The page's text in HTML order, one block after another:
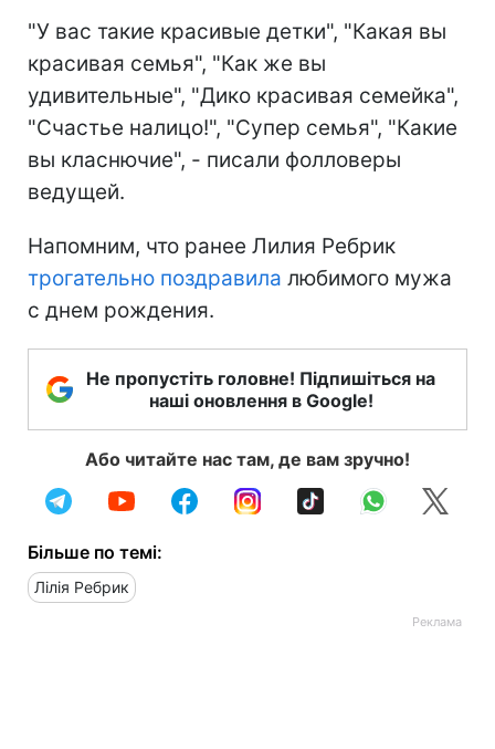
"У вас такие красивые детки", "Какая вы
красивая семья", "Как же вы
удивительные", "Дико красивая семейка",
"Счастье налицо!", "Супер семья", "Какие
вы класнючие", - писали фолловеры
ведущей.
Напомним, что ранее Лилия Ребрик
трогательно поздравила любимого мужа
с днем рождения.
Не пропустіть головне! Підпишіться на
наші оновлення в Google!
Або читайте нас там, де вам зручно!
Більше по темі:
Лілія Ребрик